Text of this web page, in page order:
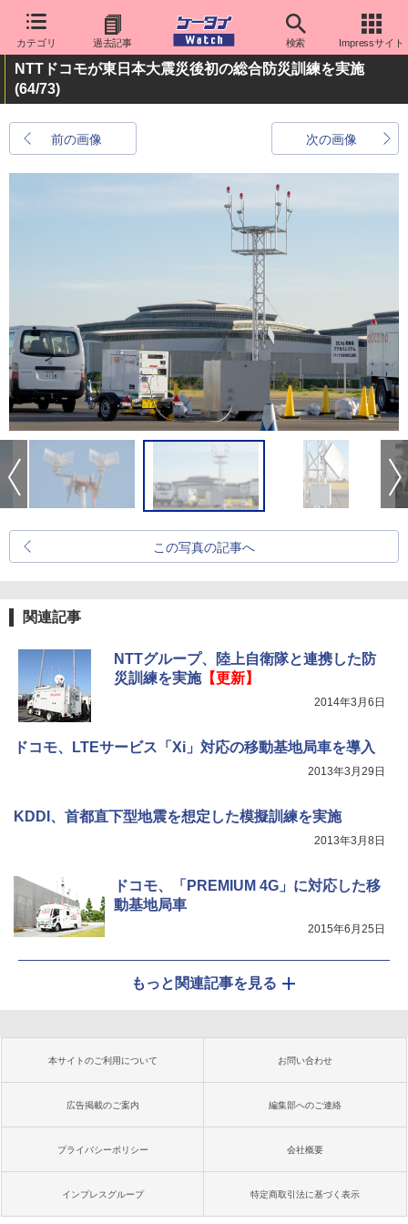
カテゴリ 過去記事 検索 Impressサイト
NTTドコモが東日本大震災後初の総合防災訓練を実施
(64/73)
前の画像 次の画像
この写真の記事へ
関連記事
NTTグループ、陸上自衛隊と連携した防
災訓練を実施【更新】
2014年3月6日
ドコモ、LTEサービス「Xi」対応の移動基地局車を導入
2013年3月29日
KDDI、首都直下型地震を想定した模擬訓練を実施
2013年3月8日
ドコモ、「PREMIUM 4G」に対応した移
動基地局車
2015年6月25日
もっと関連記事を見る
本サイトのご利用について お問い合わせ
広告掲載のご案内 編集部へのご連絡
プライバシーポリシー 会社概要
インプレスグループ 特定商取引法に基づく表示